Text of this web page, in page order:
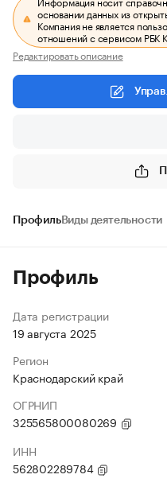
основании данных из
Компания не является
отношений с сервисом РБК
Редактировать описание
ПрофильВиды деятельности
Профиль
Дата регистрации
19 августа 2025
Регион
Краснодарский край
ОГРНИП
325565800080269
ИНН
562802289784